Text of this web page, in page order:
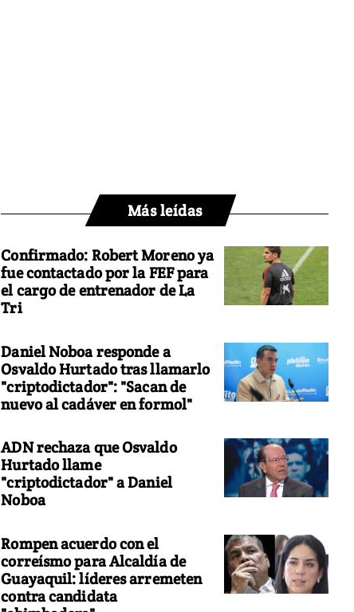
Más leídas
Confirmado: Robert Moreno ya
fue contactado por la FEF para
el cargo de entrenador de La
Tri
Daniel Noboa responde a
Osvaldo Hurtado tras llamarlo
"criptodictador": "Sacan de
nuevo al cadáver en formol"
ADN rechaza que Osvaldo
Hurtado llame
"criptodictador" a Daniel
Noboa
Rompen acuerdo con el
correísmo para Alcaldía de
Guayaquil: líderes arremeten
contra candidata